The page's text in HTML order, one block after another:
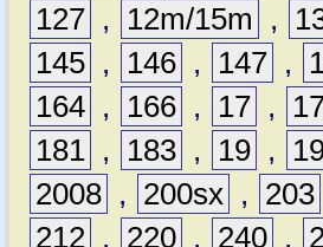
127 , 12m/15m ,
145 , 146 , 147 ,
164 , 166 , 17 ,
181 , 183 , 19 ,
2008 , 200sx , 203
212 , 220 , 240 ,